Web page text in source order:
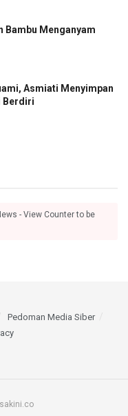
Bambu Menganyam
Asmiati Menyimpan
Berdiri
- View Counter to be
Pedoman Media Siber